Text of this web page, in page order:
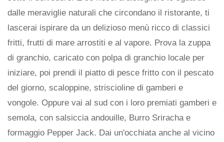
dalle meraviglie naturali che circondano il ristorante, ti
lascerai ispirare da un delizioso menù ricco di classici
fritti, frutti di mare arrostiti e al vapore. Prova la zuppa
di granchio, caricato con polpa di granchio locale per
iniziare, poi prendi il piatto di pesce fritto con il pescato
del giorno, scaloppine, striscioline di gamberi e
vongole. Oppure vai al sud con i loro premiati gamberi e
semola, con salsiccia andouille, Burro Sriracha e
formaggio Pepper Jack. Dai un'occhiata anche al vicino